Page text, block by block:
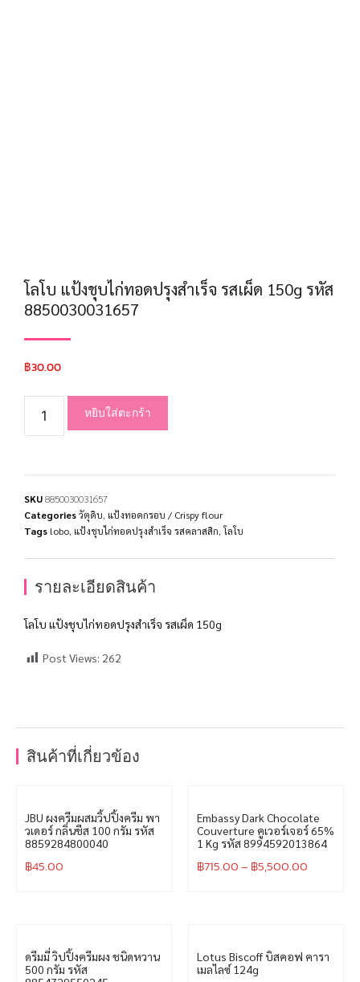
โลโบ แป้งชุบไก่ทอดปรุงสำเร็จ รสเผ็ด 150g รหัส
8850030031657
฿30.00
หยิบใส่ตะกร้า
SKU8850030031657
Categoriesวัตุดิบ แป้งทอดกรอบ / Crispy flour
Tags lobo แป้งชุบไก่ทอดปรุงสำเร็จ รสคลาสสิก โลโบ
รายละเอียดสินค้า
โลโบ แป้งชุบไก่ทอดปรุงสำเร็จ รสเผ็ด 150g
Post Views: 262
สินค้าที่เกี่ยวข้อง
JBU ผงครีมผสมวิ้ปปิ้งครีม พา
วเดอร์ กลิ่นชีส 100 กรัม รหัส
8859284800040
฿45.00
Embassy Dark Chocolate
Couverture คูเวอร์เจอร์ 65%
1 Kg รหัส 8994592013864
฿715.00– ฿5,500.00
Lotus Biscoff บิสคอฟ คารา
เมลไลซ์ 124g